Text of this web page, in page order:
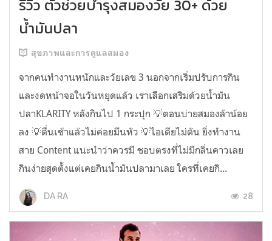
รีวิว ตัวช่วยบำรุงสมองวัย 30+ ด้วย
น้ำมันปลา
สุขภาพและการดูแลสมอง
จากคนทำงานหนักและวัยเลข 3 นอกจากเริ่มปรับการกิน
และงดหน้าจอในวันหยุดแล้ว เราเลือกเสริมด้วยน้ำมัน
ปลาKLARITY หลังกินไป 1 กระปุก 💡ตอนบ่ายสมองล้าน้อย
ลง 💡ตื่นเช้าแล้วไม่ค่อยมึนหัว 💡ไอเดียไม่ตัน ยิ่งทำงาน
สาย Content แนะนำว่าควรมี ชอบตรงที่ไม่มีกลิ่นคาวเลย
กินง่ายสุดตั้งแต่เคยกินน้ำมันปลามาเลย ใครที่เคยกิ...
DA RA 28